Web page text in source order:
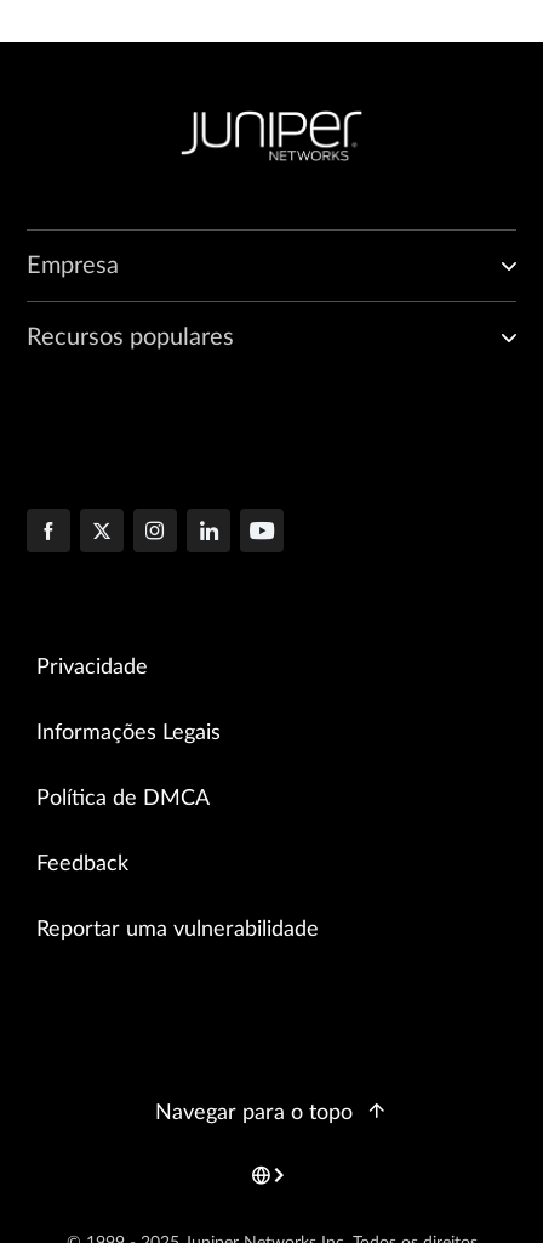
Empresa
Recursos populares
Privacidade
Informações Legais
Política de DMCA
Feedback
Reportar uma vulnerabilidade
Navegar para o topo